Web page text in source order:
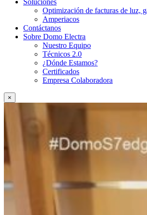
Soluciones
Optimización de facturas de luz,
Amperiacos
Contáctanos
Sobre Domo Electra
Nuestro Equipo
Técnicos 2.0
¿Dónde Estamos?
Certificados
Empresa Colaboradora
×